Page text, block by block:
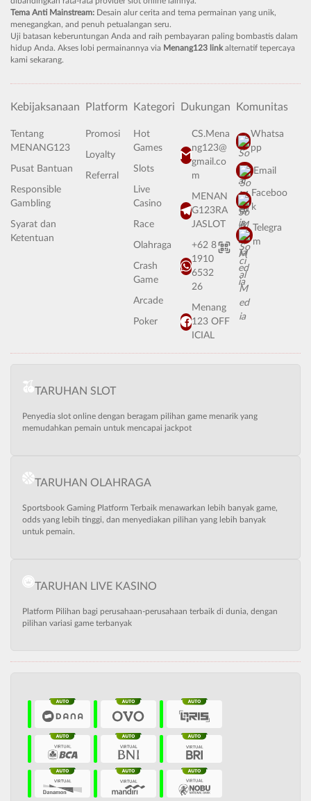
Tema Anti Mainstream: Desain alur cerita and tema permainan yang unik,
menegangkan, and penuh petualangan seru.
Uji batasan keberuntungan Anda and raih pembayaran paling bombastis dalam
hidup Anda. Akses lobi permainannya via Menang123 linkalternatif tepercaya
kami sekarang.
Kebijaksanaan
Tentang
MENANG123
Pusat Bantuan
Responsible
Gambling
Syarat dan
Ketentuan
Platform
Promosi
Loyalty
Referral
Kategori
Hot
Games
Slots
Live
Casino
Race
Olahraga
Crash
Game
Arcade
Poker
Dukungan
CS.Mena
ng123@
gmail.co
m
MENAN
G123RA
JASLOT
+62 8
1910
6532
26
Menang
123 OFF
ICIAL
Komunitas
Whatsa
pp
Email
Faceboo
k
Telegra
m
TARUHAN SLOT
Penyedia slot online dengan beragam pilihan game menarik yang
memudahkan pemain untuk mencapai jackpot
TARUHAN OLAHRAGA
Sportsbook Gaming Platform Terbaik menawarkan lebih banyak game,
odds yang lebih tinggi, dan menyediakan pilihan yang lebih banyak
untuk pemain.
TARUHAN LIVE KASINO
Platform Pilihan bagi perusahaan-perusahaan terbaik di dunia, dengan
pilihan variasi game terbanyak